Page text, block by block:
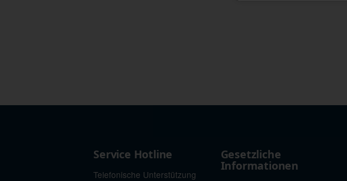
Service Hotline
Telefonische Unterstützung
Gesetzliche
Informationen